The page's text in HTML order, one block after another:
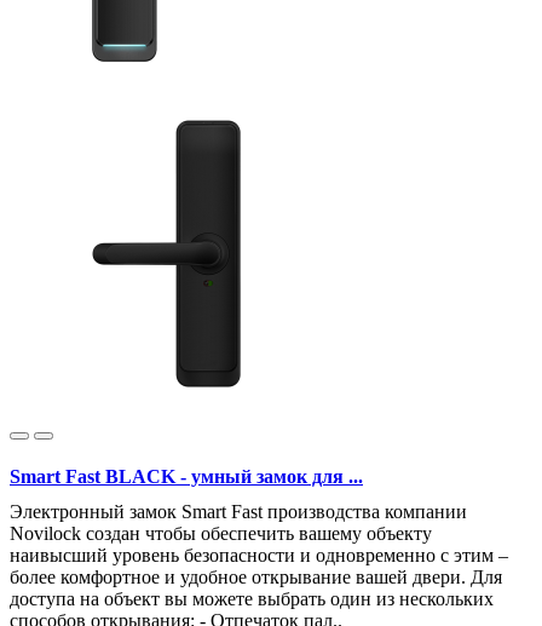
Smart Fast BLACK - умный замок для ...
Электронный замок Smart Fast производства компании
Novilock создан чтобы обеспечить вашему объекту
наивысший уровень безопасности и одновременно с этим –
более комфортное и удобное открывание вашей двери. Для
доступа на объект вы можете выбрать один из нескольких
способов открывания: - Отпечаток пал..